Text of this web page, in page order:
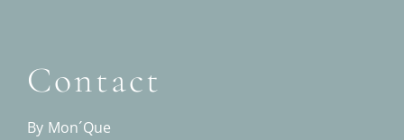
Contact
By Mon´Que